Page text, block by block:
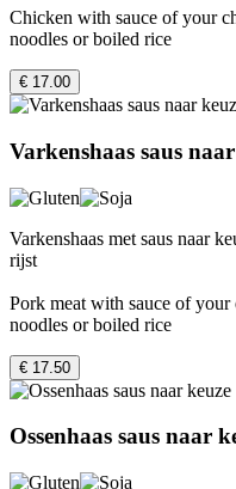
Chicken with sauce of your
noodles or boiled rice
€ 17.00
Varkenshaas saus
Varkenshaas met saus naar
rijst
Pork meat with sauce of
noodles or boiled rice
€ 17.50
Ossenhaas saus naar